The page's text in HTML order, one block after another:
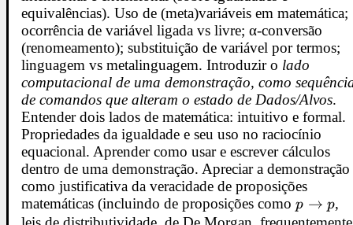
equivalências). Uso de (meta)variáveis em matemática;
ocorrência de variável ligada vs livre; α-conversão
(renomeamento); substituição de variável por termos;
linguagem vs metalinguagem. Introduzir o lado
computacional de uma demonstração, como
de comandos que alteram o estado de Dados/Alvos.
Entender dois lados de matemática: intuitivo e formal.
Propriedades da igualdade e seu uso no raciocínio
equacional. Aprender como usar e escrever cálculos
dentro de uma demonstração. Apreciar a demonstração
como justificativa da veracidade de proposições
matemáticas (incluindo de proposições comop\to
p → p,